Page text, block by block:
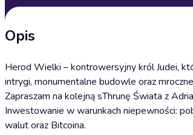
Opis
Herod Wielki – kontrowersyjny król Judei,
intrygi, monumentalne budowle oraz
Zapraszam na kolejną sThrunę Świata z
Inwestowanie w warunkach niepewności:
walut oraz Bitcoina.